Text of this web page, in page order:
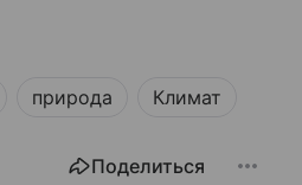
природа Климат
Поделиться